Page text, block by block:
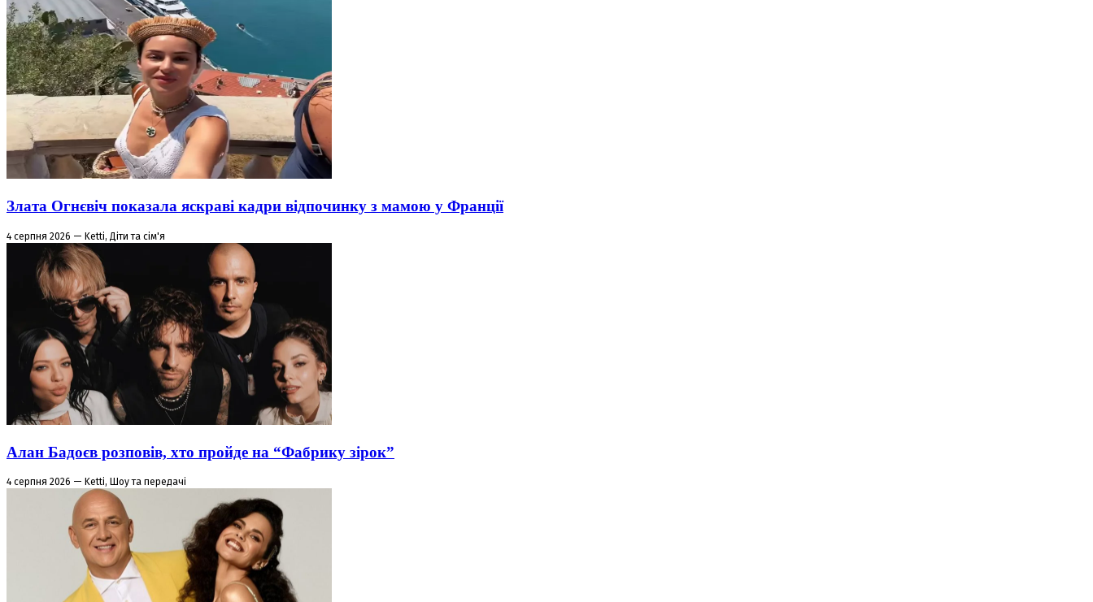
Злата Огнєвіч показала яскраві кадри відпочинку з мамою у Франції
4 серпня 2026 — Ketti, Діти та сім'я
Алан Бадоєв розповів, хто пройде на “Фабрику зірок”
4 серпня 2026 — Ketti, Шоу та передачі